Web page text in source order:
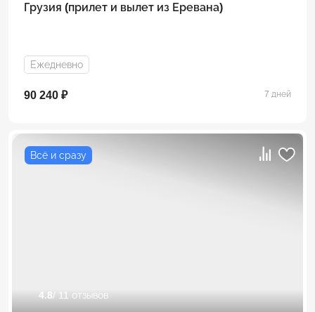
Грузия (прилет и вылет из Еревана)
Ежедневно
90 240 ₽ 7 дней
Всё и сразу
4.8/ 11 отзывов